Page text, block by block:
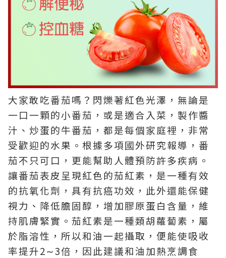
大家敢吃番茄嗎？閃爍著紅色光澤，無論是
一口一顆的小番茄，或是適合入菜，製作醬
汁、炒蛋的牛番茄，都是每個家庭裡，非常
受歡迎的水果。根據多項國外研究報導，番
茄不只可口，更能幫助人體預防許多疾病。
讓番茄表皮呈現紅色的茄紅素，是一種有效
的抗氧化劑，具有抗癌功效，此外還能保健
視力、降低膽固醇，增加膠原蛋白含量，維
持肌膚緊實。茄紅素是一種類胡蘿蔔素，屬
於脂溶性，所以和油一起攝取，便能使吸收
率提升2∼3倍，因此建議和油加熱烹調食